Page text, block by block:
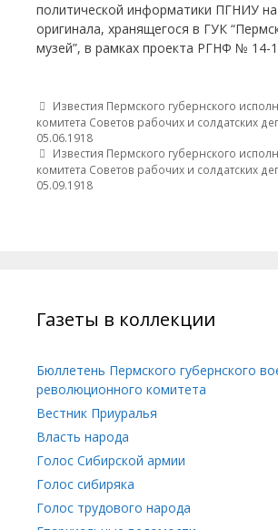
политической информатики ПГНИУ
оригинала, хранящегося в ГУК
музей”, в рамках проекта РГНФ № 14-
Post navigation
Известия Пермского губернского
комитета Советов рабочих и солдатских
05.06.1918
Известия Пермского губернского
комитета Советов рабочих и солдатских
05.09.1918
Газеты в коллекции
Бюллетень Пермского губернского
революционного комитета
Вестник Приуралья
Власть народа
Голос Сибирской армии
Голос сибиряка
Голос трудового народа